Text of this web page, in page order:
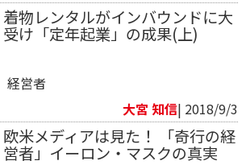
​着物レンタルがインバウンドに大
受け「定年起業」の成果(上)
経営者
大宮 知信| 2018/9/3
欧米メディアは見た！ 「奇行の経
営者」イーロン・マスクの真実